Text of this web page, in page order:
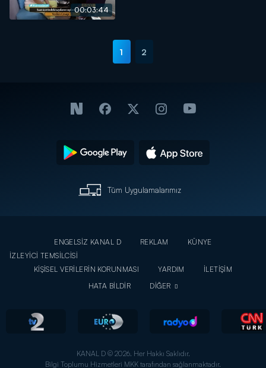
00:03:44
1 2
Tüm Uygulamalarımız
ENGELSİZ KANAL D REKLAM
KÜNYE
İZLEYİCİ TEMSİLCİSİ
KİŞİSEL VERİLERİN KORUNMASI
YARDIM
İLETİŞİM
HATA BİLDİR
DİĞER
KANAL D © 2026. Her Hakkı Saklıdır.
Bilgi Toplumu Hizmetleri MKK tarafından sağlanmaktadır.